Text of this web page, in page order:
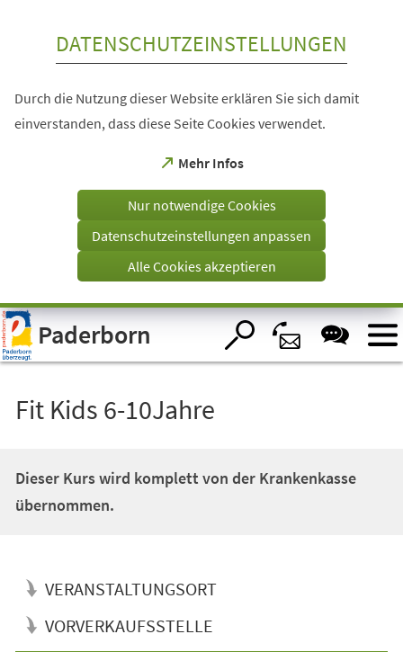
Visuelle
Assistenzsoftware
öffnen.
DATENSCHUTZEINSTELLUNGEN
Durch die Nutzung dieser Website erklären Sie sich damit
einverstanden, dass diese Seite Cookies verwendet.
Mehr Infos
(Öffnet
einem
Tab)
Nur notwendige Cookies
Datenschutzeinstellungen anpassen
Alle Cookies akzeptieren
Paderborn
Fit Kids 6-10Jahre
Dieser Kurs wird komplett von der Krankenkasse
übernommen.
VERANSTALTUNGSORT
VORVERKAUFSSTELLE